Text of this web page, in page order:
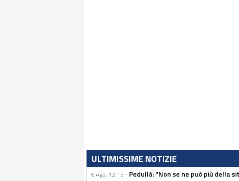
ULTIMISSIME NOTIZIE
6 Ago, 12:15 - Pedullà: "Non se ne può più della